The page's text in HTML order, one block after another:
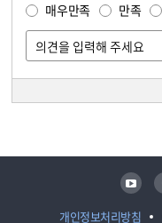
매우만족 만족
개인정보처리방침
유튜브